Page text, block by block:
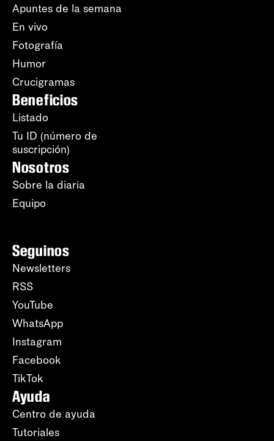
Apuntes de la semana
En vivo
Fotografía
Humor
Crucigramas
Beneficios
Listado
Tu ID (número de
suscripción)
Nosotros
Sobre la diaria
Equipo
Seguinos
Newsletters
RSS
YouTube
WhatsApp
Instagram
Facebook
TikTok
Ayuda
Centro de ayuda
Tutoriales